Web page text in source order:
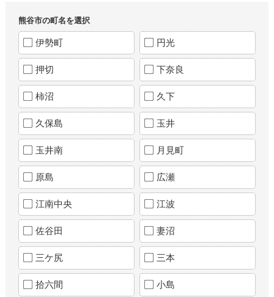
熊谷市の町名を選択
伊勢町 円光
押切 下奈良
柿沼 久下
久保島 玉井
玉井南 月見町
原島 広瀬
江南中央 江波
佐谷田 妻沼
三ケ尻 三本
拾六間 小島